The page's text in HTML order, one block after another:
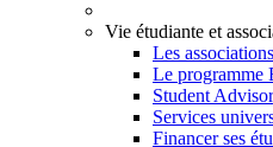
Vie étudiante et
Les
Le programme
Student
Services
Financer ses